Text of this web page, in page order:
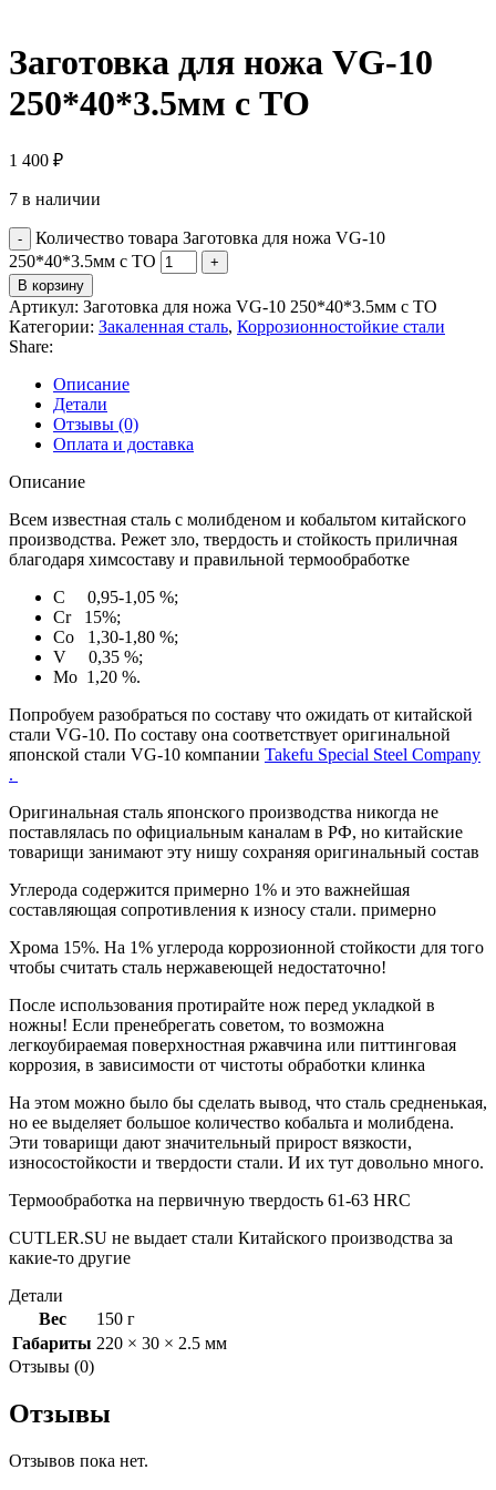
Заготовка для ножа VG-10
250*40*3.5мм с ТО
1 400 ₽
7 в наличии
Количество товара Заготовка для ножа VG-10
250*40*3.5мм с ТО
В корзину
Артикул: Заготовка для ножа VG-10 250*40*3.5мм с ТО
Категории: Закаленная сталь, Коррозионностойкие стали
Share:
Описание
Детали
Отзывы (0)
Оплата и доставка
Описание
Всем известная сталь с молибденом и кобальтом китайского
производства. Режет зло, твердость и стойкость приличная
благодаря химсоставу и правильной термообработке
C 0,95-1,05 %;
Cr 15%;
Co 1,30-1,80 %;
V 0,35 %;
Mo 1,20 %.
Попробуем разобраться по составу что ожидать от китайской
стали VG-10. По составу она соответствует оригинальной
японской стали VG-10 компании Takefu Special Steel Company
.
Оригинальная сталь японского производства никогда не
поставлялась по официальным каналам в РФ, но китайские
товарищи занимают эту нишу сохраняя оригинальный состав
Углерода содержится примерно 1% и это важнейшая
составляющая сопротивления к износу стали. примерно
Хрома 15%. На 1% углерода коррозионной стойкости для того
чтобы считать сталь нержавеющей недостаточно!
После использования протирайте нож перед укладкой в
ножны! Если пренебрегать советом, то возможна
легкоубираемая поверхностная ржавчина или питтинговая
коррозия, в зависимости от чистоты обработки клинка
На этом можно было бы сделать вывод, что сталь средненькая,
но ее выделяет большое количество кобальта и молибдена.
Эти товарищи дают значительный прирост вязкости,
износостойкости и твердости стали. И их тут довольно много.
Термообработка на первичную твердость 61-63 HRC
CUTLER.SU не выдает стали Китайского производства за
какие-то другие
Детали
Вес
150 г
Габариты 220 × 30 × 2.5 мм
Отзывы (0)
Отзывы
Отзывов пока нет.